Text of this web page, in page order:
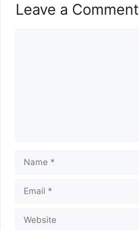
Leave a Comment
Name
Email
Website